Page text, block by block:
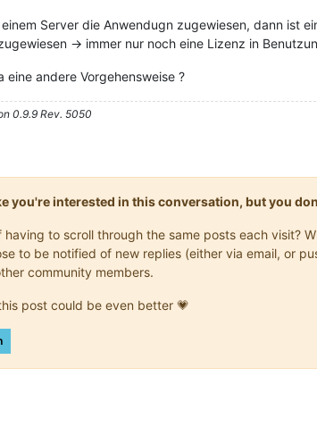
Server die Anwendugn zugewiesen, dann ist
-> immer nur noch eine Lizenz in
eine andere Vorgehensweise ?
0.9.9 Rev. 5050
you're interested in this conversation, but you
to scroll through the same posts each visit?
to be notified of new replies (either via email, or
community members.
post could be even better 💗